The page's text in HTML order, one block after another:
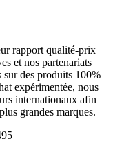
rapport qualité-prix
et nos partenariats
des produits 100%
expérimentée, nous
internationaux afin
grandes marques.